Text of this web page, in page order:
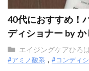
40代におすすめ！
ディショナー by か
エイジングケアひろ
#アミノ酸系 #コンディ